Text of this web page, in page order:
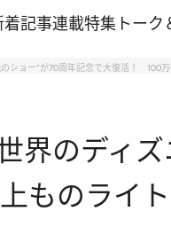
着記事連載特集 トー
ショー”が70周年記念で大復活！ 100
界のディ
ものライ